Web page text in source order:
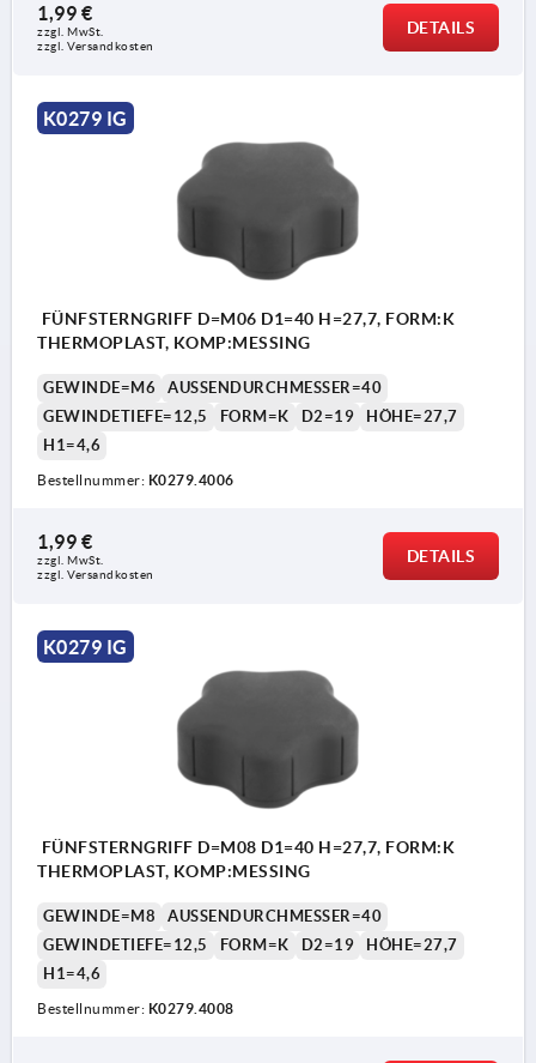
1,99 €
zzgl. MwSt.
zzgl. Versandkosten
DETAILS
K0279 IG
FÜNFSTERNGRIFF D=M06 D1=40 H=27,7, FORM:K
THERMOPLAST, KOMP:MESSING
GEWINDE=M6
AUSSENDURCHMESSER=40
GEWINDETIEFE=12,5
FORM=K D2=19
HÖHE=27,7
H1=4,6
Bestellnummer: K0279.4006
1,99 €
zzgl. MwSt.
zzgl. Versandkosten
DETAILS
K0279 IG
FÜNFSTERNGRIFF D=M08 D1=40 H=27,7, FORM:K
THERMOPLAST, KOMP:MESSING
GEWINDE=M8
AUSSENDURCHMESSER=40
GEWINDETIEFE=12,5
FORM=K D2=19
HÖHE=27,7
H1=4,6
Bestellnummer: K0279.4008